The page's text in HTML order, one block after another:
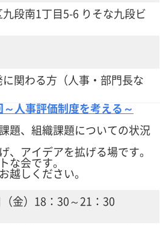
段南1丁目5-6 りそな九段ビ
関わる方（人事・部門長な
人事評価制度を考える～
題、組織課題についての状況
、アイデアを拡げる場です。
な会です。
越しください。
金）18：30～21：30